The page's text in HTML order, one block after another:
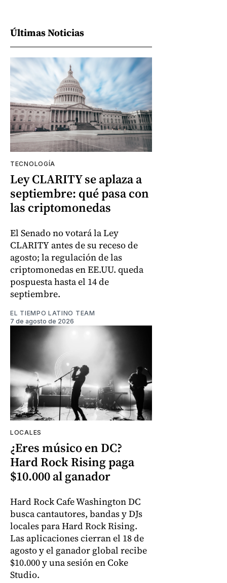
Últimas Noticias
TECNOLOGÍA
Ley CLARITY se aplaza a
septiembre: qué pasa con
las criptomonedas
El Senado no votará la Ley
CLARITY antes de su receso de
agosto; la regulación de las
criptomonedas en EE.UU. queda
pospuesta hasta el 14 de
septiembre.
EL TIEMPO LATINO TEAM
7 de agosto de 2026
LOCALES
¿Eres músico en DC?
Hard Rock Rising paga
$10.000 al ganador
Hard Rock Cafe Washington DC
busca cantautores, bandas y DJs
locales para Hard Rock Rising.
Las aplicaciones cierran el 18 de
agosto y el ganador global recibe
$10.000 y una sesión en Coke
Studio.